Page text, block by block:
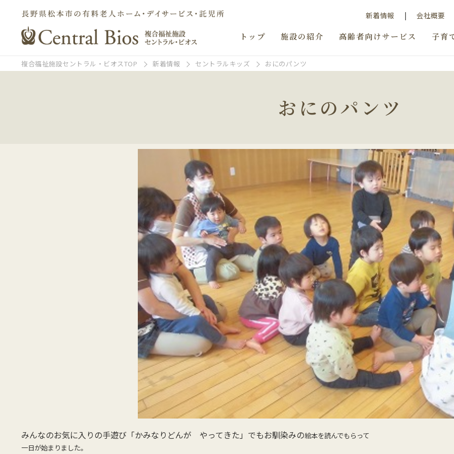
新着情報 会社概要
トップ 施設の紹介 高齢者向けサービス 子育
複合福祉施設セントラル・ビオスTOP 新着情報 セントラルキッズ おにのパンツ
おにのパンツ
みんなのお気に入りの手遊び「かみなりどんが やってきた」でもお馴染みの絵本を読んでもらって
一日が始まりました。